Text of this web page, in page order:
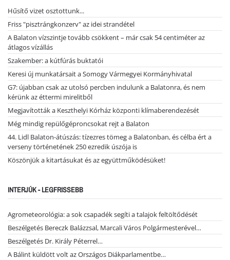
Hűsítő vizet osztottunk...
Friss "pisztrángkonzerv" az idei strandétel
A Balaton vízszintje tovább csökkent – már csak 54 centiméter az
átlagos vízállás
Szakember: a kútfúrás buktatói
Keresi új munkatársait a Somogy Vármegyei Kormányhivatal
G7: újabban csak az utolsó percben indulunk a Balatonra, és nem
kérünk az éttermi mirelitből
Megjavították a Keszthelyi Kórház központi klímaberendezését
Még mindig repülőgéproncsokat rejt a Balaton
44. Lidl Balaton-átúszás: tízezres tömeg a Balatonban, és célba ért a
verseny történetének 250 ezredik úszója is
Köszönjük a kitartásukat és az együttműködésüket!
INTERJÚK - LEGFRISSEBB
Agrometeorológia: a sok csapadék segíti a talajok feltöltődését
Beszélgetés Bereczk Balázzsal, Marcali Város Polgármesterével…
Beszélgetés Dr. Király Péterrel…
A Bálint küldött volt az Országos Diákparlamentbe…